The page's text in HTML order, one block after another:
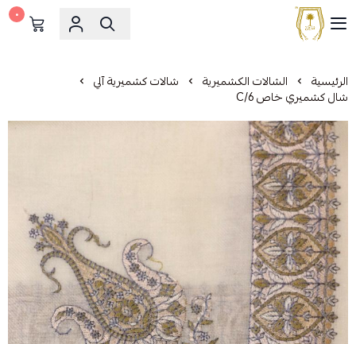
مشالح المهدي الملكية
٠
الرئيسية الشالات الكشميرية شالات كشميرية آلي
شال كشميري خاص C/6